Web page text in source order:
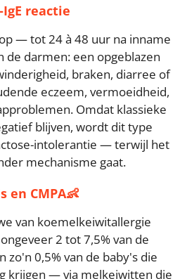
reactie
— tot 24 à 48 uur na inname
darmen: een opgeblazen
braken, diarree of
eczeem, vermoeidheid,
Omdat klassieke
blijven, wordt dit type
intolerantie — terwijl het
mechanisme gaat.
en CMPA👶
van koemelkeiwitallergie
2 tot 7,5% van de
zo'n 0,5% van de baby's die
krijgen — via melkeiwitten die